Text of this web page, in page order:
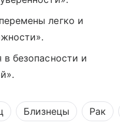
легко и
безопасности и
Близнецы Рак